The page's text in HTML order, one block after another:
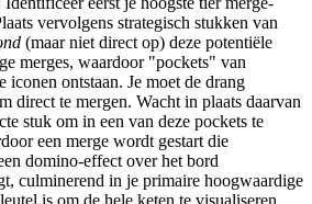
vervolgens strategisch stukken van
(maar niet direct op) deze potentiële
merges, waardoor "pockets" van
iconen ontstaan. Je moet de drang
direct te mergen. Wacht in plaats daarvan
stuk om in een van deze pockets te
een merge wordt gestart die
domino-effect over het bord
culminerend in je primaire hoogwaardige
is om de hele keten te visualiseren